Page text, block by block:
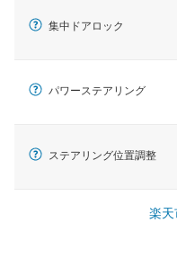
集中ドアロック
パワーステアリング
ステアリング位置調整
楽天